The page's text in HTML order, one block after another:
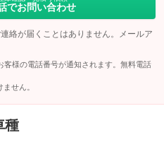
積もり依頼（無料）
でお問い合わせ
絡が届くことはありません。メールア
様の電話番号が通知されます。無料電話
せん。
種